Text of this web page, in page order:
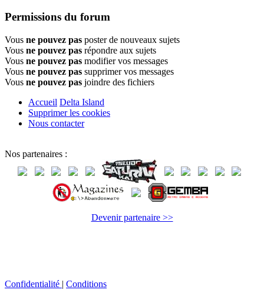
Permissions du forum
Vous ne pouvez pas poster de nouveaux sujets
Vous ne pouvez pas répondre aux sujets
Vous ne pouvez pas modifier vos messages
Vous ne pouvez pas supprimer vos messages
Vous ne pouvez pas joindre des fichiers
Accueil Delta Island
Supprimer les cookies
Nous contacter
Nos partenaires :
Devenir partenaire >>
Confidentialité | Conditions